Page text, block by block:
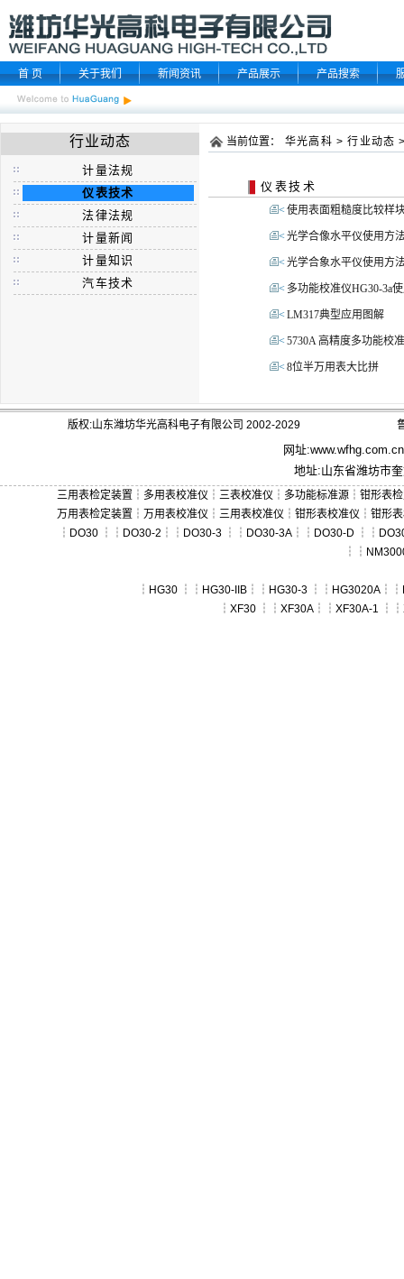
首 页 关于我们 新闻资讯 产品展示 产品搜索
行业动态
计量法规
仪表技术
法律法规
计量新闻
计量知识
汽车技术
当前位置： 华光高科 >行业动态
仪表技术
<使用表面粗糙度比较样
<光学合像水平仪使用方
<光学合象水平仪使用方
< 多功能校准仪HG30-3a
<LM317典型应用图解
<5730A 高精度多功能校
<8位半万用表大比拼
版权:山东潍坊华光高科电子有限公司 2002-2029
网址:www.wfhg.com.cn
地址:山东省潍坊市
三用表检定装置 ┆ 多用表校准仪 ┆ 三表校准仪 ┆ 多功能标准源 ┆ 钳形表
万用表检定装置 ┆ 万用表校准仪 ┆ 三用表校准仪 ┆ 钳形表校准仪 ┆ 钳形
┆ DO30 ┆┆ DO30-2 ┆┆ DO30-3 ┆┆ DO30-3A ┆┆ DO30-D ┆┆
┆┆
┆ HG30 ┆┆ HG30-IIB ┆┆ HG30-3 ┆┆ HG3020A ┆┆
┆ XF30 ┆┆ XF30A ┆┆ XF30A-1 ┆┆